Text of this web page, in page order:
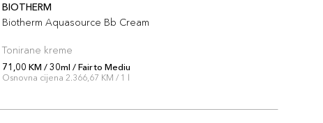
BIOTHERM
Biotherm Aquasource Bb Cream
Tonirane kreme
71,00 KM / 30ml / Fair to Mediu
Osnovna cijena 2.366,67 KM / 1 l